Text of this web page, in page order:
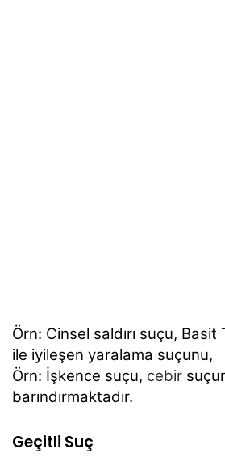
Örn: Cinsel saldırı suçu, Basit
ile iyileşen yaralama suçunu,
Örn: İşkence suçu, cebir
barındırmaktadır.
Geçitli Suç